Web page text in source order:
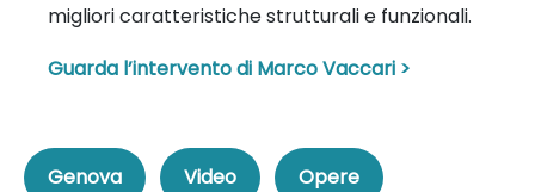
migliori caratteristiche strutturali e funzionali.
Guarda l’intervento di Marco Vaccari >
Genova Video Opere